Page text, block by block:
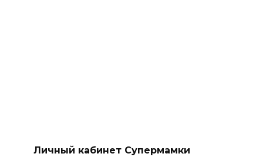
Личный кабинет Супермамки